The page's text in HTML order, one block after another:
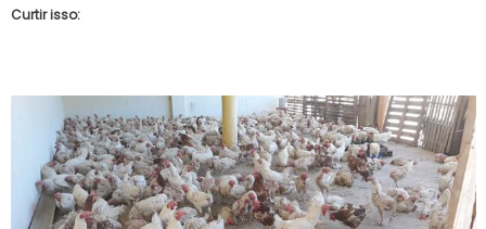
Curtir isso: